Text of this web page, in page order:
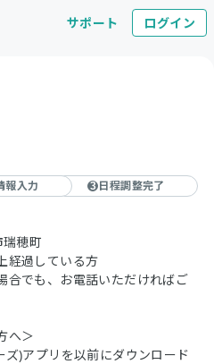
サポート ログイン
報入力 3 日程調整完了
瑞穂町
経過している方
合でも、お電話いただければご
へ＞
)アプリを以前にダウンロード